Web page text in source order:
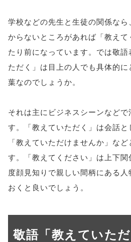
学校などの先生と生徒の関係な
からないところがあれば「教え
たり前になっています。では敬
ただく」は目上の人でも具体的
葉なのでしょうか。
それは主にビジネスシーンなど
す。「教えていただく」は会話と
「教えていただけませんか」な
す。「教えてください」は上下
度顔見知りで親しい間柄にある
おくと良いでしょう。
敬語「教えていた